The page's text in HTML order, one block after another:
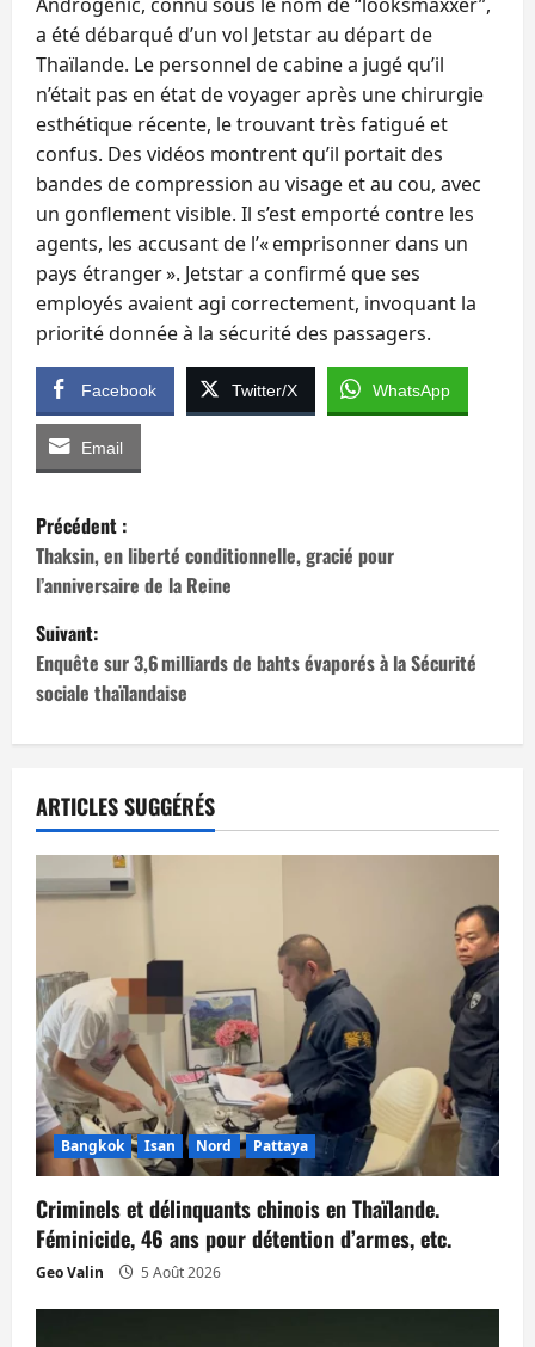
a été débarqué d’un vol Jetstar au départ de
Thaïlande. Le personnel de cabine a jugé qu’il
n’était pas en état de voyager après une chirurgie
esthétique récente, le trouvant très fatigué et
confus. Des vidéos montrent qu’il portait des
bandes de compression au visage et au cou, avec
un gonflement visible. Il s’est emporté contre les
agents, les accusant de l’« emprisonner dans un
pays étranger ». Jetstar a confirmé que ses
employés avaient agi correctement, invoquant la
priorité donnée à la sécurité des passagers.
Facebook Twitter/X WhatsApp
Email
N
a
v
i
g
t
i
o
n
d
’
a
r
t
i
c
Précédent :
Thaksin, en liberté conditionnelle, gracié pour
l’anniversaire de la Reine
Suivant:
Enquête sur 3,6 milliards de bahts évaporés à la Sécurité
sociale thaïlandaise
ARTICLES SUGGÉRÉS
Bangkok Isan Nord Pattaya
Criminels et délinquants chinois en Thaïlande.
Féminicide, 46 ans pour détention d’armes, etc.
Geo Valin 5 Août 2026